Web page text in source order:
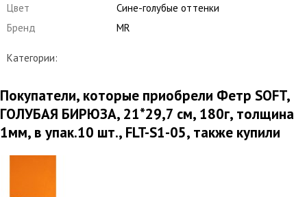
Цвет
Сине-голубые оттенки
Бренд
MR
Категории:
Покупатели, которые приобрели Фетр SOFT,
ГОЛУБАЯ БИРЮЗА, 21*29,7 см, 180г, толщина
1мм, в упак.10 шт., FLT-S1-05, также купили